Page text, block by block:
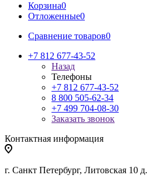
Корзина0
Отложенные0
Сравнение товаров0
+7 812 677-43-52
Назад
Телефоны
+7 812 677-43-52
8 800 505-62-34
+7 499 704-08-30
Заказать звонок
Контактная информация
г. Санкт Петербург, Литовская 10 д.